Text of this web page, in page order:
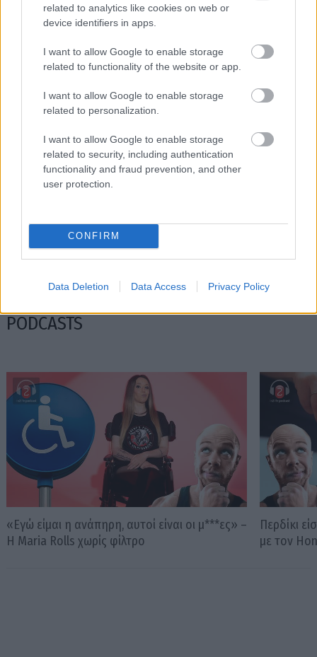
related to analytics like cookies on web or
device identifiers in apps.
I want to allow Google to enable storage
related to functionality of the website or app.
I want to allow Google to enable storage
related to personalization.
I want to allow Google to enable storage
related to security, including authentication
functionality and fraud prevention, and other
user protection.
CONFIRM
Data Deletion Data Access Privacy Policy
Διαβάστε επίσης
κινεζικές αυτοκινητοβιομηχανίες, πιέζει για
νέους κανόνες από την ΕΕ
PODCASTS
«Εγώ είμαι η ανάπηρη, αυτοί είναι οι μ***ες» –
Η Maria Rolls χωρίς φίλτρο
Περδίκι
με τον